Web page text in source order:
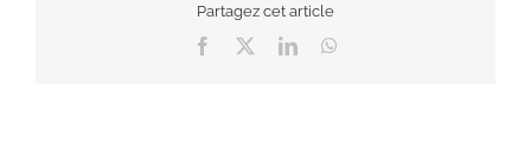
Partagez cet article
Facebook LinkedIn